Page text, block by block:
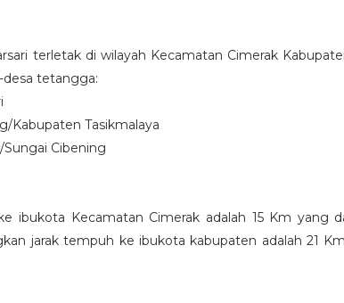
terletak di wilayah Kecamatan Cimerak
desa tetangga:
Kabupaten Tasikmalaya
Sungai Cibening
ibukota Kecamatan Cimerak adalah 15 Km yang
jarak tempuh ke ibukota kabupaten adalah 21